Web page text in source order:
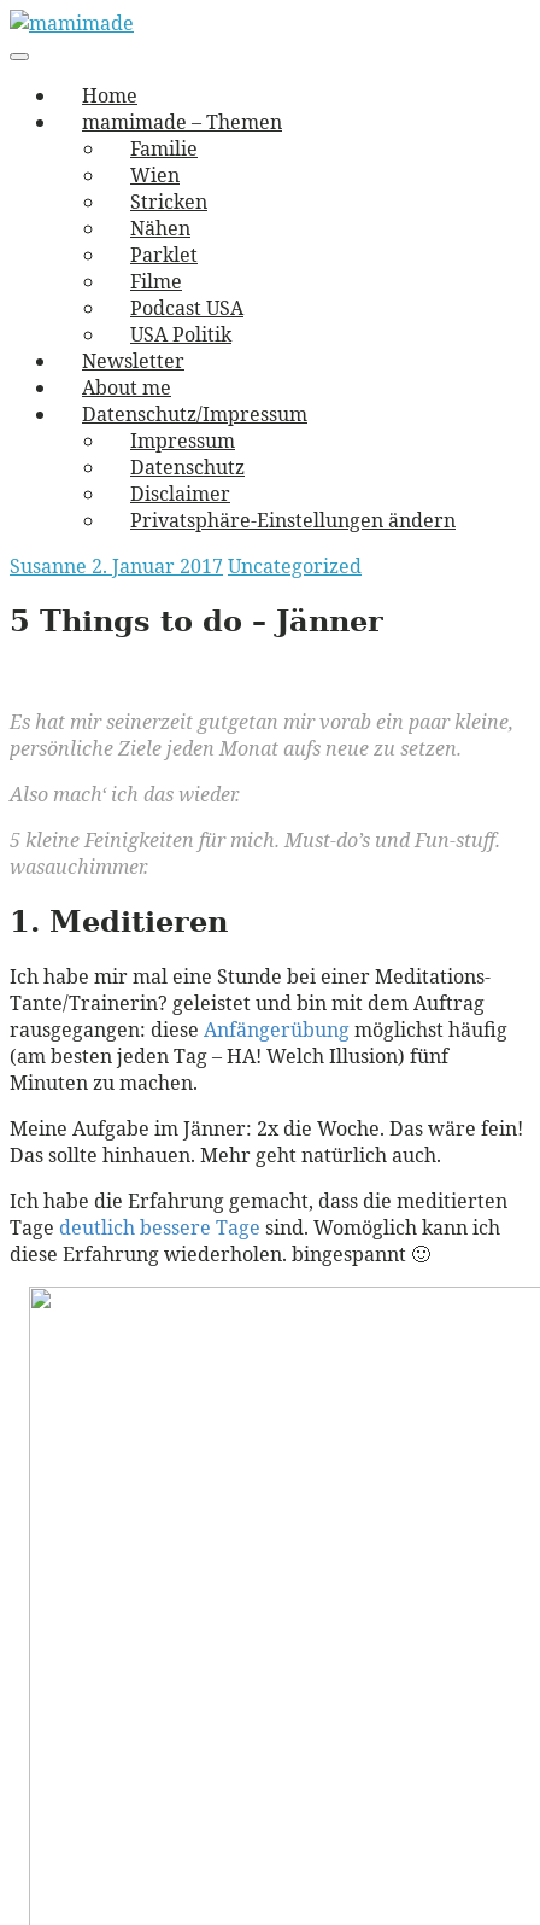
Skip
to
mamimade
vernäht und zugetextet
navigation
Menu
Home
mamimade – Themen
Familie
Wien
Stricken
Nähen
Parklet
Filme
Podcast USA
USA Politik
Newsletter
About me
Datenschutz/Impressum
Impressum
Datenschutz
Disclaimer
Privatsphäre-Einstellungen ändern
Susanne 2. Januar 2017 Uncategorized
5 Things to do – Jänner
Es hat mir seinerzeit gutgetan mir vorab ein paar kleine,
persönliche Ziele jeden Monat aufs neue zu setzen.
Also mach‘ ich das wieder.
5 kleine Feinigkeiten für mich. Must-do’s und Fun-stuff.
wasauchimmer.
1. Meditieren
Ich habe mir mal eine Stunde bei einer Meditations-
Tante/Trainerin? geleistet und bin mit dem Auftrag
rausgegangen: diese Anfängerübungmöglichst häufig
(am besten jeden Tag – HA! Welch Illusion) fünf
Minuten zu machen.
Meine Aufgabe im Jänner: 2x die Woche. Das wäre fein!
Das sollte hinhauen. Mehr geht natürlich auch.
Ich habe die Erfahrung gemacht, dass die meditierten
Tage deutlich bessere Tage sind. Womöglich kann ich
diese Erfahrung wiederholen. bingespannt 🙂